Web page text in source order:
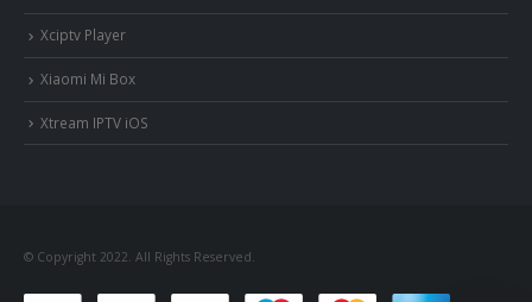
Xciptv Player
Xiaomi Mi Box
Xtream IPTV iOS
© Copyright 2022. All Rights Reserved.